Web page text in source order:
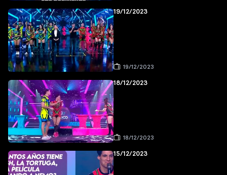
19/12/2023
19/12/2023
18/12/2023
18/12/2023
15/12/2023